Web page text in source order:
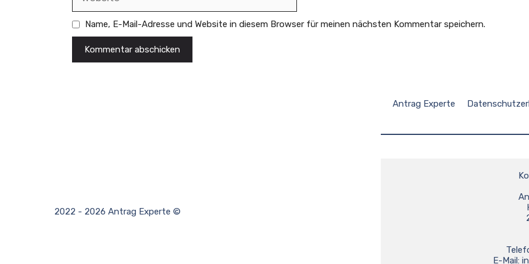
Eine Ablehnung kann erfolgen, wenn die Voraussetzungen nicht erfüllt sind, falsche oder
überschritten wurde.
Recht auf Widerspruch
zusätzliche Belege oder Unterlagen beizufügen, die die Entscheidung beeinflussen könnten.
Name, E-Mail-Adresse und Website in diesem Browser für meinen nächsten Kommentar speichern.
Antrag Experte
E-Mail:
2022 - 2026 Antrag Experte ©